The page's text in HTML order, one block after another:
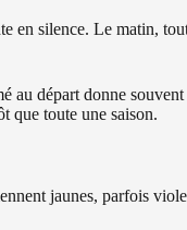
en silence. Le matin,
au départ donne
que toute une saison.
jaunes, parfois